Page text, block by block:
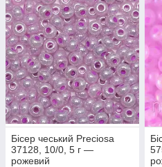
Бісер чеський Preciosa
37128, 10/0, 5 г —
рожевий